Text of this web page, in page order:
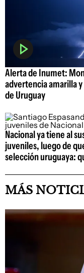
Alerta de Inumet:
advertencia amarilla
de Uruguay
Nacional ya tiene al
juveniles, luego de
selección uruguaya:
MÁS